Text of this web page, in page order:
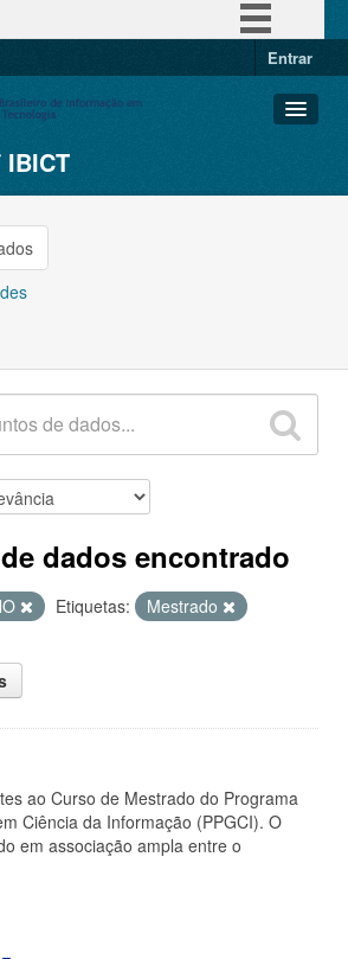
Entrar
IBICT
dados encontrado
Etiquetas:
Mestrado
ao Curso de Mestrado do Programa
Ciência da Informação (PPGCI). O
em associação ampla entre o